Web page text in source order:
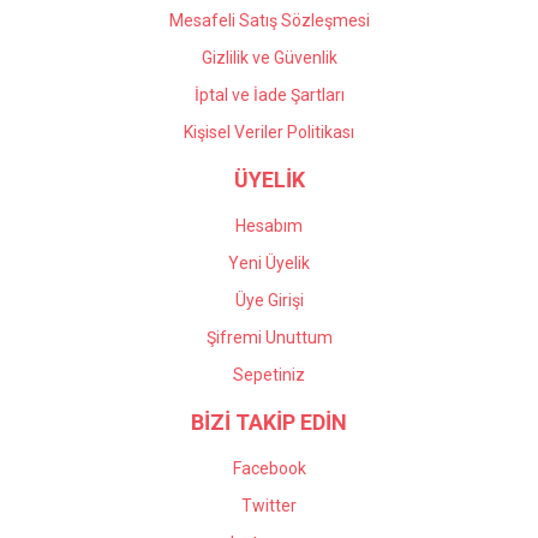
Mesafeli Satış Sözleşmesi
Gizlilik ve Güvenlik
İptal ve İade Şartları
Kişisel Veriler Politikası
ÜYELİK
Hesabım
Yeni Üyelik
Üye Girişi
Şifremi Unuttum
Sepetiniz
BİZİ TAKİP EDİN
Facebook
Twitter